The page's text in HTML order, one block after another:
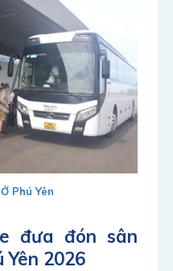
Phú Yên
đưa đón sân
Yên 2026